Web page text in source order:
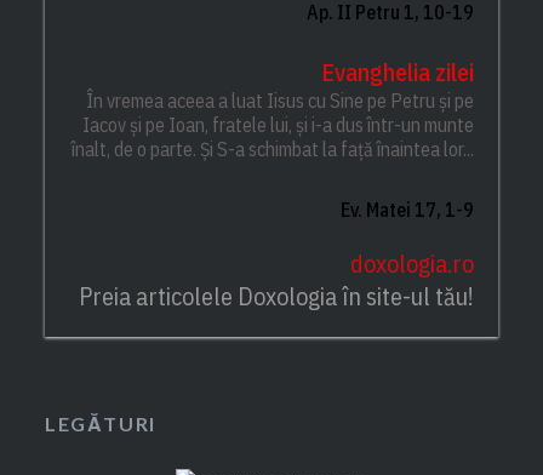
Ap. II Petru 1, 10-19
Evanghelia zilei
În vremea aceea a luat Iisus cu Sine pe Petru și pe
Iacov și pe Ioan, fratele lui, și i-a dus într-un munte
înalt, de o parte. Și S-a schimbat la față înaintea lor...
Ev. Matei 17, 1-9
doxologia.ro
Preia articolele Doxologia în site-ul tău!
LEGĂTURI